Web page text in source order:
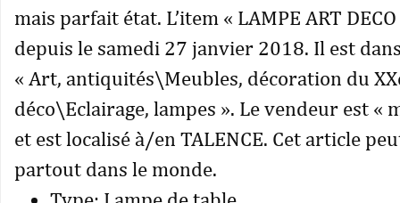
mais parfait état. L’item « LAMPE ART
depuis le samedi 27 janvier 2018. Il est
« Art, antiquités\Meubles, décoration du
déco\Eclairage, lampes ». Le vendeur est «
et est localisé à/en TALENCE. Cet article
partout dans le monde.